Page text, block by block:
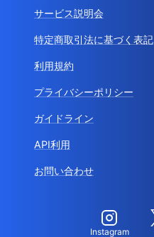
サービス説明会
特定商取引法に基づく表記
利用規約
プライバシーポリシー
ガイドライン
API利用
お問い合わせ
Instagram